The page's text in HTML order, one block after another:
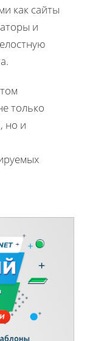
как сайты
и
только
но и